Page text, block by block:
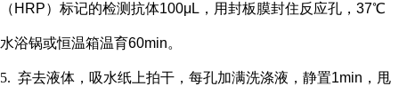
（ HRP）标记的检测抗体100μL，用封板膜封住反应孔，37℃
水浴锅或恒温箱温育60min。
5. 弃去液体，吸水纸上拍干，每孔加满洗涤液，静置1min，甩